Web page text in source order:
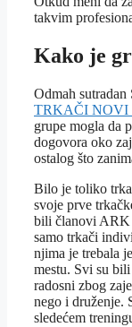
takvim
Kako je
Odmah sutradan
TRKAČI NOVI
grupe mogla da
dogovora oko
ostalog što
Bilo je toliko
svoje prve
bili članovi ARK
samo trkači
njima je trebala
mestu. Svi su
radosni zbog
nego i druženje.
sledećem